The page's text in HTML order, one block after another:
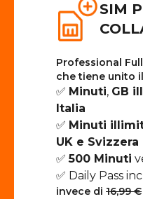
SIM
Professional
che tiene unito
✅ Minuti, GB
Italia
✅ Minuti
UK e Svizzera
✅500 Minuti
✅ Daily Pass
invece di 16,99 €